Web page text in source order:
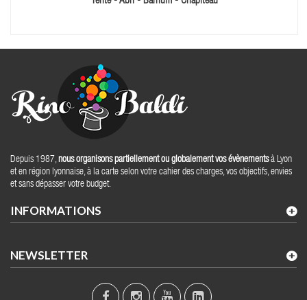
Depuis 1987,nous organisons partiellement ou globalement vos évènementsà Lyon
et en région lyonnaise, à la carte selon votre cahier des charges, vos objectifs, envies
et sans dépasser votre budget.
INFORMATIONS
NEWSLETTER